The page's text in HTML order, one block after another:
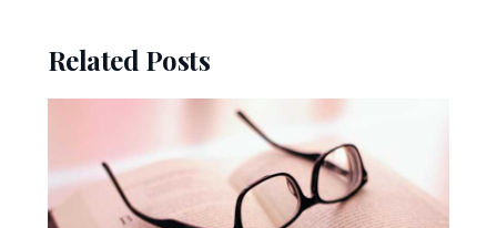
Related Posts